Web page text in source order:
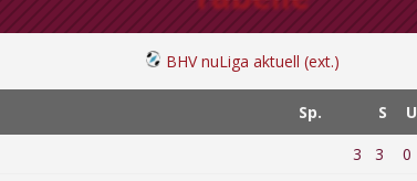
BHV nuLiga aktuell (ext.)
Sp. S U
3 3 0